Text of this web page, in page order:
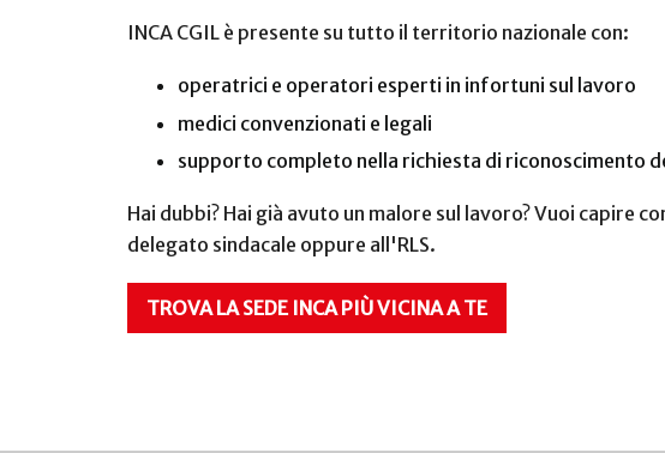
INCA CGIL è presente su tutto il territorio nazionale con:
operatrici e operatori esperti in infortuni sul lavoro
medici convenzionati e legali
supporto completo nella richiesta di riconoscimento
Hai dubbi? Hai già avuto un malore sul lavoro? Vuoi capire
delegato sindacale oppure all'RLS.
TROVA LA SEDE INCA PIÙ VICINA A TE